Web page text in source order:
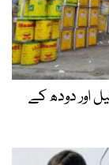
تیل اور دودھ کے